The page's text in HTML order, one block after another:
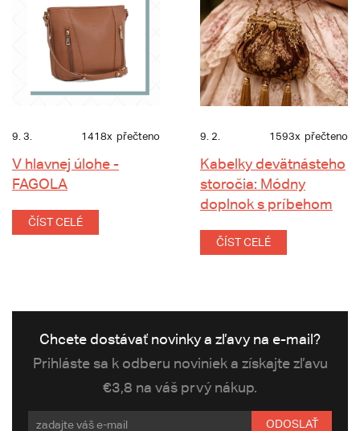
9. 3. 1418x přečteno
V hlavnej úlohe -
FAGOLA
ČÍST CELÉ
9. 2. 1593x přečteno
Kabelky devätnásteho
storočia: Módny
doplnok s príbehom
ČÍST CELÉ
Chcete dostávať novinky a zľavy na e-mail?
Prihláste sa k odberu noviniek a získajte zľavu
€3,8 na váš prvý nákup.
ODOSLAŤ